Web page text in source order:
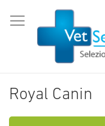
al
contenuto
Royal Canin